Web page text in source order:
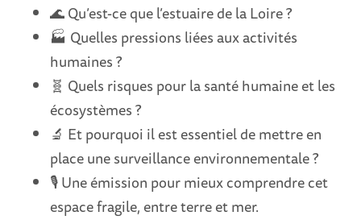
🌊 Qu’est-ce que l’estuaire de la Loire ?
🏭 Quelles pressions liées aux activités
humaines ?
🧬 Quels risques pour la santé humaine et les
écosystèmes ?
🔬 Et pourquoi il est essentiel de mettre en
place une surveillance environnementale ?
🎙 Une émission pour mieux comprendre cet
espace fragile, entre terre et mer.